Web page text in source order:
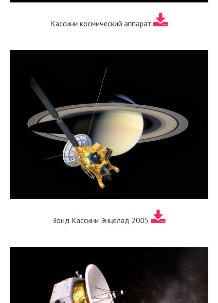
Кассини космический аппарат
Зонд Кассини Энцелад 2005